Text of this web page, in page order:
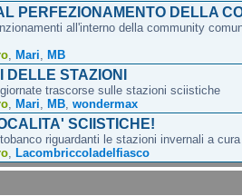
PERFEZIONAMENTO DELLA
all'interno della community
Mari MB
DELLE STAZIONI
trascorse sulle stazioni sciistiche
Mari MB wondermax
SCIISTICHE!
riguardanti le stazioni invernali a
Lacombriccoladelfiasco